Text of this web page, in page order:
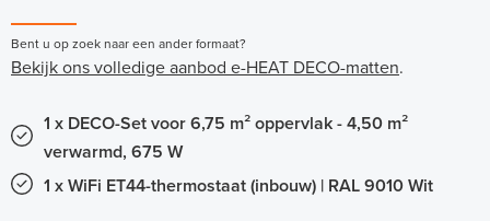
Bent u op zoek naar een ander formaat?
Bekijk ons volledige aanbod e-HEAT DECO-matten.
1 x DECO-Set voor 6,75 m² oppervlak - 4,50 m²
verwarmd, 675 W
1 x WiFi ET44-thermostaat (inbouw) | RAL 9010 Wit